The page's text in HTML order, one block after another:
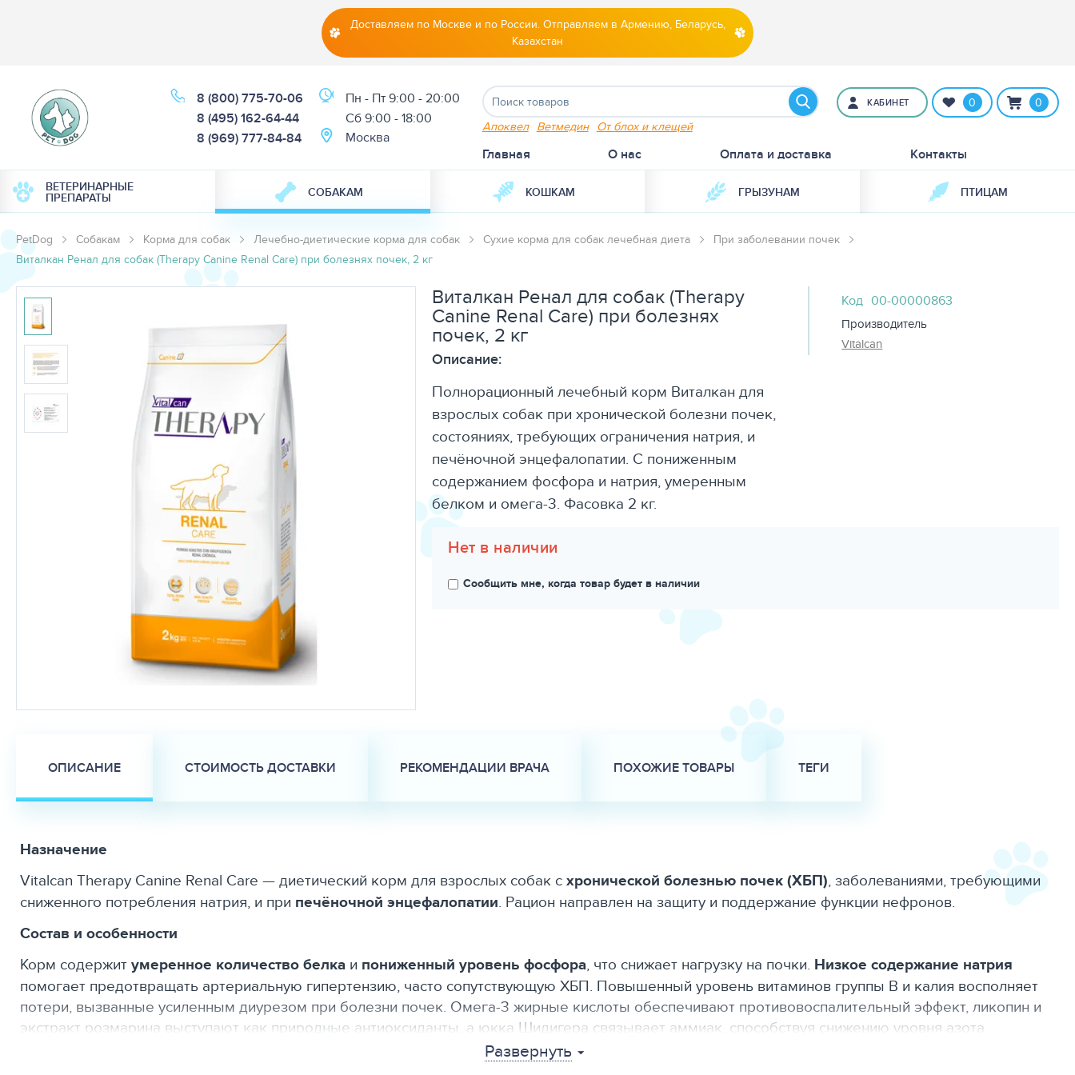
Доставляем по Москве и по России. Отправляем в Армению, Беларусь,
Казахстан
8 (800) 775-70-06
8 (495) 162-64-44
8 (969) 777-84-84
Пн - Пт 9:00 - 20:00
Cб 9:00 - 18:00
Москва
Апоквел Ветмедин От блох и клещей
КАБИНЕТ 0 0
Главная О нас Оплата и доставка Контакты
ВЕТЕРИНАРНЫЕ
ПРЕПАРАТЫ СОБАКАМ КОШКАМ ГРЫЗУНАМ ПТИЦАМ
PetDog Собакам Корма для собак Лечебно-диетические корма для собак Сухие корма для собак лечебная диета
При заболевании почек
Виталкан Ренал для собак (Therapy Canine Renal Care) при болезнях почек, 2 кг
Виталкан Ренал для собак (Therapy
Canine Renal Care) при болезнях
почек, 2 кг
Описание:
Полнорационный лечебный корм Виталкан для
взрослых собак при хронической болезни почек,
состояниях, требующих ограничения натрия, и
печёночной энцефалопатии. С пониженным
содержанием фосфора и натрия, умеренным
белком и омега-3. Фасовка 2 кг.
Код 00-00000863
Производитель
Vitalcan
Нет в наличии
Сообщить мне, когда товар будет в наличии
ОПИСАНИЕ СТОИМОСТЬ ДОСТАВКИ РЕКОМЕНДАЦИИ ВРАЧА ПОХОЖИЕ ТОВАРЫ ТЕГИ
Назначение
Vitalcan Therapy Canine Renal Care — диетический корм для взрослых собак схронической болезнью почек (ХБП), заболеваниями, требующими
сниженного потребления натрия, и при печёночной энцефалопатии. Рацион направлен на защиту и поддержание функции нефронов.
Состав и особенности
Корм содержитумеренное количество белка и пониженный уровень фосфора, что снижает нагрузку на почки. Низкое содержание натрия
помогает предотвращать артериальную гипертензию, часто сопутствующую ХБП. Повышенный уровень витаминов группы В и калия восполняет
потери, вызванные усиленным диурезом при болезни почек. Омега-3 жирные кислоты обеспечивают противовоспалительный эффект, ликопин и
экстракт розмарина выступают как природные антиоксиданты, а юкка Шидигера связывает аммиак, способствуя снижению уровня азота
Развернуть